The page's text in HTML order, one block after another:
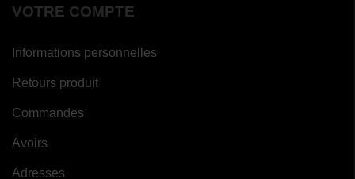
VOTRE COMPTE
Informations personnelles
Retours produit
Commandes
Avoirs
Adresses